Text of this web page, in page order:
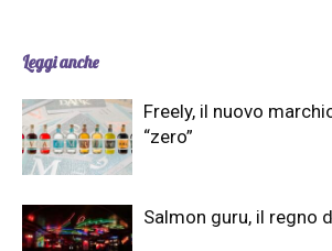
Leggi anche
Freely, il nuovo
“zero”
Salmon guru, il regno